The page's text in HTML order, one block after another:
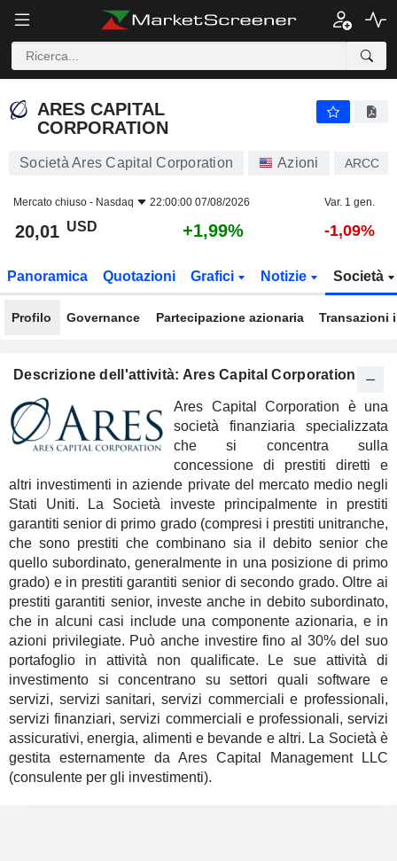
ARES CAPITAL
CORPORATION
Società Ares Capital Corporation Azioni ARCC
Mercato chiuso - Nasdaq 22:00:00 07/08/2026 Var. 1 gen.
20,01 USD +1,99% -1,09%
Panoramica Quotazioni Grafici Notizie Società
Profilo Governance Partecipazione azionaria Transazioni
Descrizione dell'attività: Ares Capital Corporation
Ares Capital Corporation è una
società finanziaria specializzata
che si concentra sulla
concessione di prestiti diretti e
altri investimenti in aziende private del mercato medio negli
Stati Uniti. La Società investe principalmente in prestiti
garantiti senior di primo grado (compresi i prestiti unitranche,
che sono prestiti che combinano sia il debito senior che
quello subordinato, generalmente in una posizione di primo
grado) e in prestiti garantiti senior di secondo grado. Oltre ai
prestiti garantiti senior, investe anche in debito subordinato,
che in alcuni casi include una componente azionaria, e in
azioni privilegiate. Può anche investire fino al 30% del suo
portafoglio in attività non qualificate. Le sue attività di
investimento si concentrano su settori quali software e
servizi, servizi sanitari, servizi commerciali e professionali,
servizi finanziari, servizi commerciali e professionali, servizi
assicurativi, energia, alimenti e bevande e altri. La Società è
gestita esternamente da Ares Capital Management LLC
(consulente per gli investimenti).